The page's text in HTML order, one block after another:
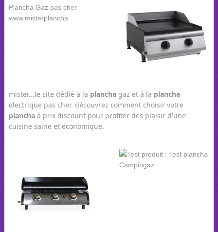
mister...le site dédié à la planchagaz et à la plancha
électrique pas cher. découvrez comment choisir votre
planchaà prix discount pour profiter des plaisir d'une
cuisine saine et economique.